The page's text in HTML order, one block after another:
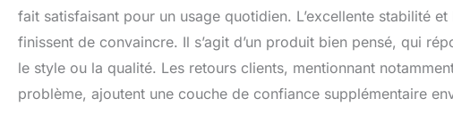
fait satisfaisant pour un usage quotidien. L’excellente stabilité
finissent de convaincre. Il s’agit d’un produit bien pensé, qui
le style ou la qualité. Les retours clients, mentionnant
problème, ajoutent une couche de confiance supplémentaire